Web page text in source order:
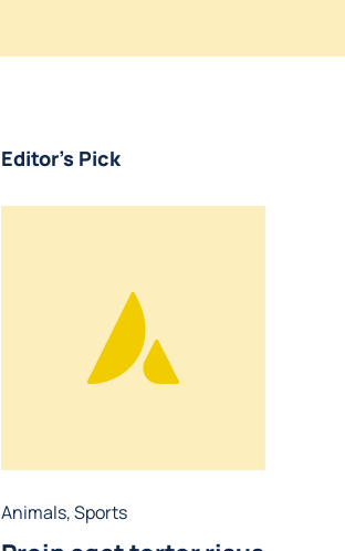
Editor's Pick
Animals,Sports